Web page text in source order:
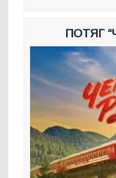
ПОТЯГ